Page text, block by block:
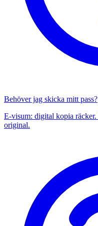
Behöver jag skicka mitt pass?
E-visum: digital kopia
original.